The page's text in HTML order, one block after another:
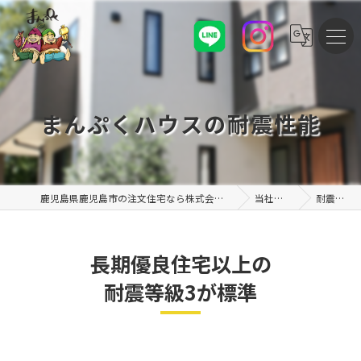
まんぷくハウスの耐震性能
鹿児島県鹿児島市の注文住宅なら株式会社まんぷくハウス 当社の特徴 耐震性能
長期優良住宅以上の
耐震等級3が標準